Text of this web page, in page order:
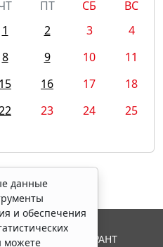
ПТ СБ
ВС
1
2 3
4
8 9 10
11
15 16 17
18
23 24
25
данные
и обеспечения
можете
2026. Система ГАРАНТ